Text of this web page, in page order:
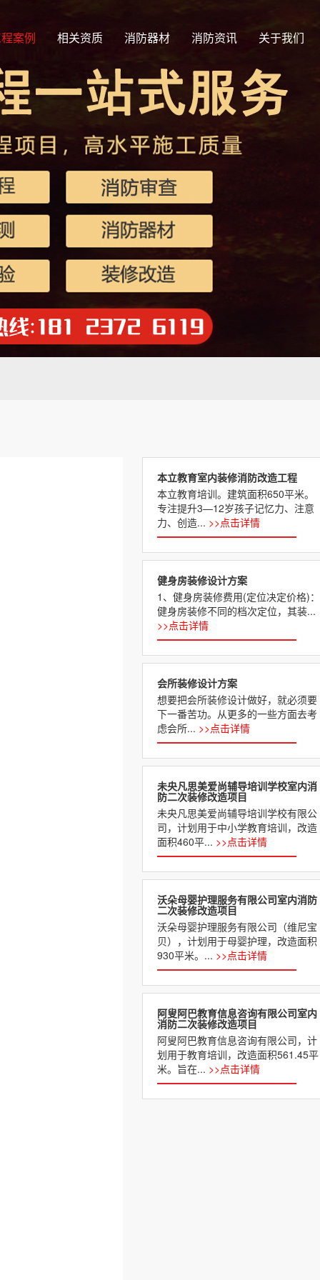
案例 相关资质 消防器材 消防资讯 关于我们
本立教育室内装修消防改造工程
本立教育培训。建筑面积650平米。
专注提升3—12岁孩子记忆力、注意
力、创造... >>点击详情
健身房装修设计方案
1、健身房装修费用(定位决定价格)：
健身房装修不同的档次定位，其装...
>>点击详情
会所装修设计方案
想要把会所装修设计做好，就必须要
下一番苦功。从更多的一些方面去考
虑会所... >>点击详情
​未央凡思美爱尚辅导培训学校室内消
防二次装修改造项目
未央凡思美爱尚辅导培训学校有限公
司，计划用于中小学教育培训，改造
面积460平... >>点击详情
沃朵母婴护理服务有限公司室内消防
二次装修改造项目
沃朵母婴护理服务有限公司（维尼宝
贝），计划用于母婴护理，改造面积
930平米。... >>点击详情
阿叟阿巴教育信息咨询有限公司室内
消防二次装修改造项目
阿叟阿巴教育信息咨询有限公司，计
划用于教育培训，改造面积561.45平
米。旨在... >>点击详情